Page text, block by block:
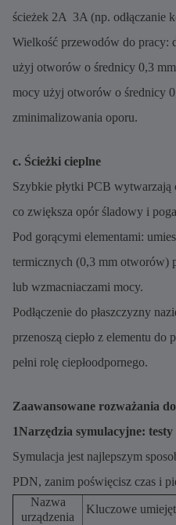
ścieżek 2A  3A (np. odłączanie
Wielkość przewodów do pracy:
użyj otworów o średnicy 0,3
mocy użyj otworów o średnicy
zminimalizowania oporu.
c. Ścieżki cieplne
Szybkie płytki PCB wytwarzają
co zwiększa opór śladowy i
Pod gorącymi elementami:
termicznych (0,3 mm otworów)
lub wzmacniaczami mocy.
Podłączenie do płaszczyzny
przenoszą ciepło z elementu do
pełni rolę ciepłoodpornego.
Zaawansowane rozważania
1Narzędzia symulacyjne:
Symulacja jest najlepszym
PDN, zanim poświęcisz czas i
Nazwa
urządzenia
Kluczowe